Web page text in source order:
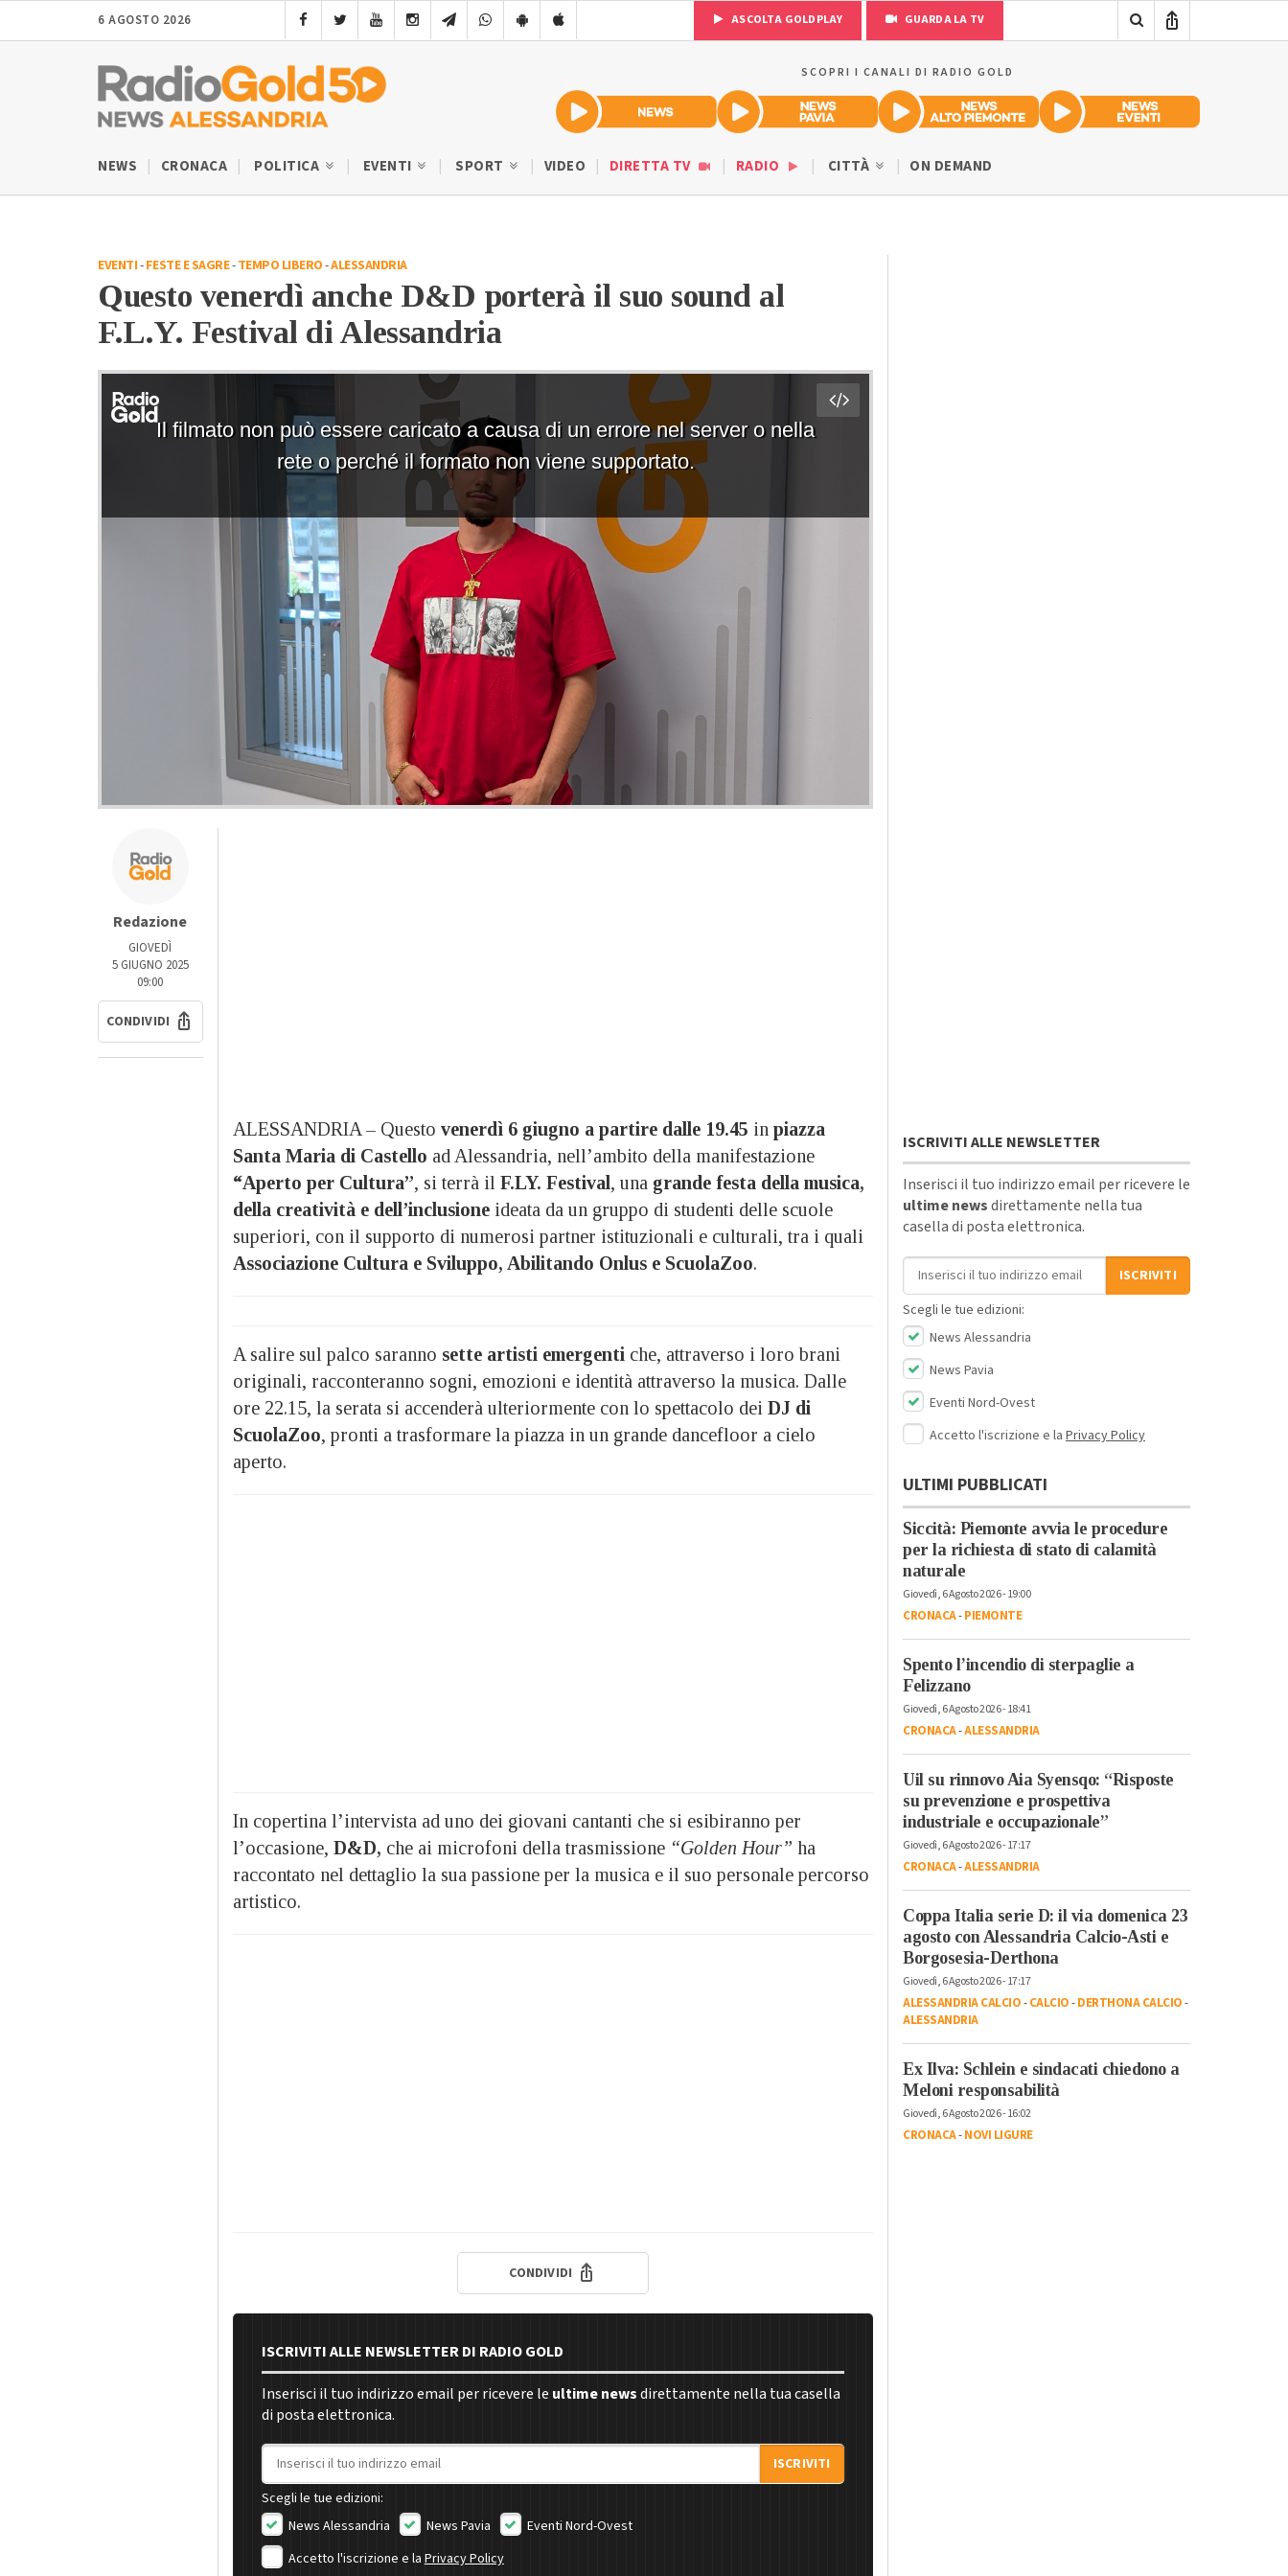
6 AGOSTO 2026 ASCOLTA GOLDPLAY GUARDA LA TV
SCOPRI I CANALI DI RADIO GOLD
NEWS CRONACA POLITICA EVENTI SPORT VIDEO DIRETTA TV RADIO CITTÀ ON DEMAND
EVENTI-FESTE E SAGRE-TEMPO LIBERO-ALESSANDRIA
Questo venerdì anche D&D porterà il suo sound al
F.L.Y. Festival di Alessandria
Redazione
GIOVEDÌ
5 GIUGNO 2025
09:00
CONDIVIDI
ALESSANDRIA – Questo venerdì 6 giugno a partire dalle 19.45 in piazza
Santa Maria di Castello ad Alessandria, nell’ambito della manifestazione
“Aperto per Cultura”, si terrà il F.LY. Festival , una grande festa della musica,
della creatività e dell’inclusioneideata da un gruppo di studenti delle scuole
superiori, con il supporto di numerosi partner istituzionali e culturali, tra i quali
Associazione Cultura e Sviluppo, Abilitando Onlus e ScuolaZoo.
A salire sul palco saranno sette artisti emergenti che, attraverso i loro brani
originali, racconteranno sogni, emozioni e identità attraverso la musica. Dalle
ore 22.15, la serata si accenderà ulteriormente con lo spettacolo dei DJ di
ScuolaZoo, pronti a trasformare la piazza in un grande dancefloor a cielo
aperto.
In copertina l’intervista ad uno dei giovani cantanti che si esibiranno per
l’occasione, D&D, che ai microfoni della trasmissione “Golden Hour” ha
raccontato nel dettaglio la sua passione per la musica e il suo personale percorso
artistico.
CONDIVIDI
ISCRIVITI ALLE NEWSLETTER DI RADIO GOLD
Inserisci il tuo indirizzo email per ricevere le ultime newsdirettamente nella tua casella
di posta elettronica.
Indirizzo email
ISCRIVITI
Scegli le tue edizioni:
News Alessandria
News Pavia
Eventi Nord-Ovest
Accetto l'iscrizione e laPrivacy Policy
ISCRIVITI ALLE NEWSLETTER
Inserisci il tuo indirizzo email per ricevere le
ultime newsdirettamente nella tua
casella di posta elettronica.
Indirizzo email
ISCRIVITI
Scegli le tue edizioni:
News Alessandria
News Pavia
Eventi Nord-Ovest
Accetto l'iscrizione e la Privacy Policy
ULTIMI PUBBLICATI
Siccità: Piemonte avvia le procedure
per la richiesta di stato di calamità
naturale
Giovedì, 6 Agosto 2026 - 19:00
CRONACA-PIEMONTE
Spento l’incendio di sterpaglie a
Felizzano
Giovedì, 6 Agosto 2026 - 18:41
CRONACA-ALESSANDRIA
Uil su rinnovo Aia Syensqo: “Risposte
su prevenzione e prospettiva
industriale e occupazionale”
Giovedì, 6 Agosto 2026 - 17:17
CRONACA-ALESSANDRIA
Coppa Italia serie D: il via domenica 23
agosto con Alessandria Calcio-Asti e
Borgosesia-Derthona
Giovedì, 6 Agosto 2026 - 17:17
ALESSANDRIA CALCIO-CALCIO-DERTHONA CALCIO-
ALESSANDRIA
Ex Ilva: Schlein e sindacati chiedono a
Meloni responsabilità
Giovedì, 6 Agosto 2026 - 16:02
CRONACA-NOVI LIGURE